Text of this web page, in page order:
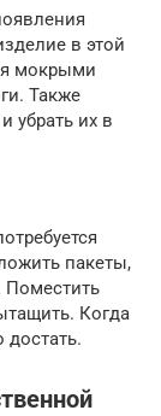
в этой
мокрыми
Также
убрать их в
пакеты,
Поместить
Когда